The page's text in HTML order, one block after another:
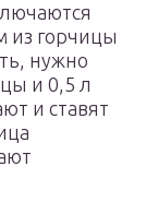
из горчицы
нужно
и 0,5 л
и ставят